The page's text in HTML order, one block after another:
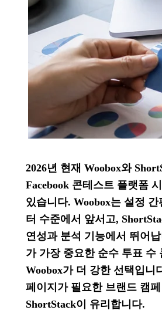
2026년 현재 Woobox와
Facebook 콘테스트 플랫폼
있습니다. Woobox는 설정 간
터 수준에서 앞서고,
연성과 분석 기능에서 뛰어
가 가장 중요한 순수 투표 수
Woobox가 더 강한 선택입니
페이지가 필요한 브랜드 캠
ShortStack이 유리합니다.